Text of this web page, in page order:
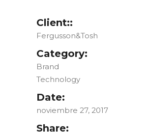
Client::
Fergusson&Tosh
Category:
Brand
Technology
Date:
noviembre 27, 2017
Share: